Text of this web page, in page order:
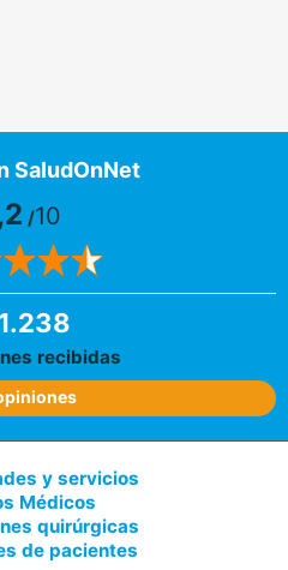
SaludOnNet
/10
recibidas
y servicios
Médicos
quirúrgicas
de pacientes